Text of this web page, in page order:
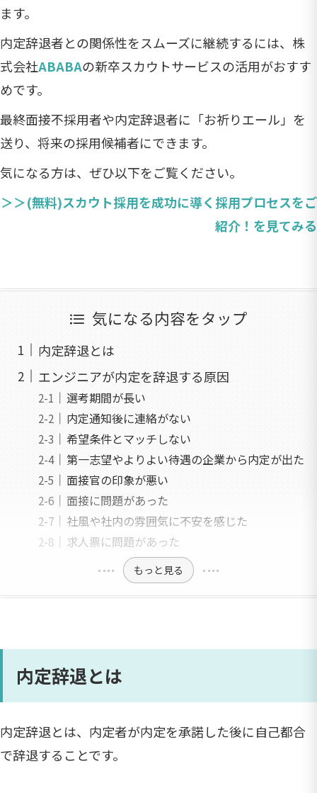
ます。
内定辞退者との​関係性をスムーズに継続するには、株
式会社ABABAの新卒スカウトサービスの活用がおすす
めです。
最終面接不採用者や内定辞退者に「お祈りエール」を
送り、将来の採用候補者にできます。
気になる方は、ぜひ以下をご覧ください。
＞＞(無料)スカウト採用を成功に導く採用プロセスをご
紹介！を見てみる
気になる内容をタップ
内定辞退とは
エンジニアが内定を辞退する原因
選考期間が長い
内定通知後に連絡がない
希望条件とマッチしない
第一志望やよりよい待遇の企業から内定が出た
面接官の印象が悪い
面接に問題があった
社風や社内の雰囲気に不安を感じた
求人票に問題があった
もっと見る
内定辞退とは
内定辞退とは、内定者が内定を承諾した後に自己都合
で辞退することです。